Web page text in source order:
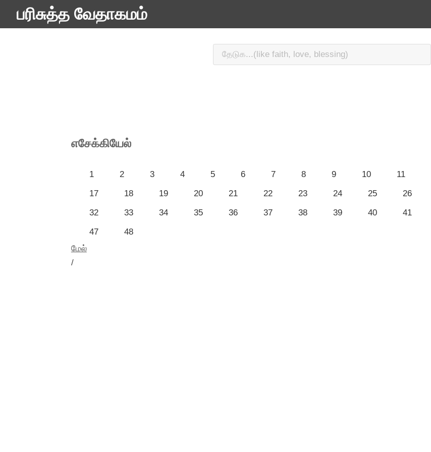
பரிசுத்த வேதாகமம்
எசேக்கியேல்
1 2 3 4 5 6 7 8 9 10 11
17
18 19 20 21 22 23 24 25 26
32
33 34 35 36 37 38 39 40 41
47
48
மேல்
/